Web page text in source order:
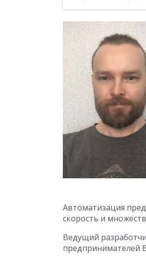
Автоматизация
скорость и
Ведущий
предпринимателей